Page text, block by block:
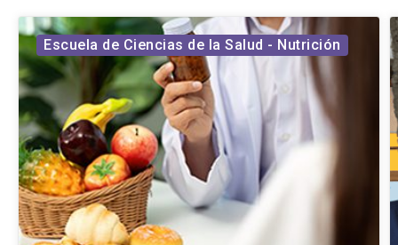
Escuela de Ciencias de la Salud - Nutrición